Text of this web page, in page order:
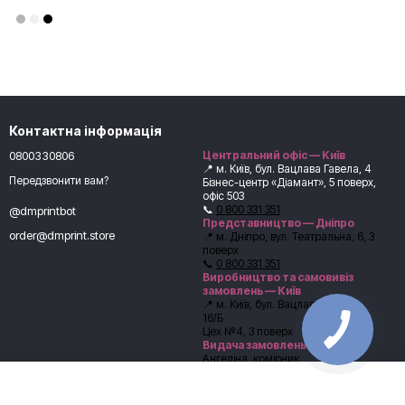
Контактна інформація
0800330806
Передзвонити вам?
@dmprintbot
order@dmprint.store
Центральний офіс — Київ
📍 м. Київ, бул. Вацлава Гавела, 4
Бізнес-центр «Діамант», 5 поверх,
офіс 503
📞 0 800 331 351
Представництво — Дніпро
📍 м. Дніпро, вул. Театральна, 6, 3
поверх
📞 0 800 331 351
Виробництво та самовивіз
замовлень — Київ
📍 м. Київ, бул. Вацлава Гавела,
16/Б
Цех №4, 3 поверх
Видача замовлень:
Ангеліна, комірник